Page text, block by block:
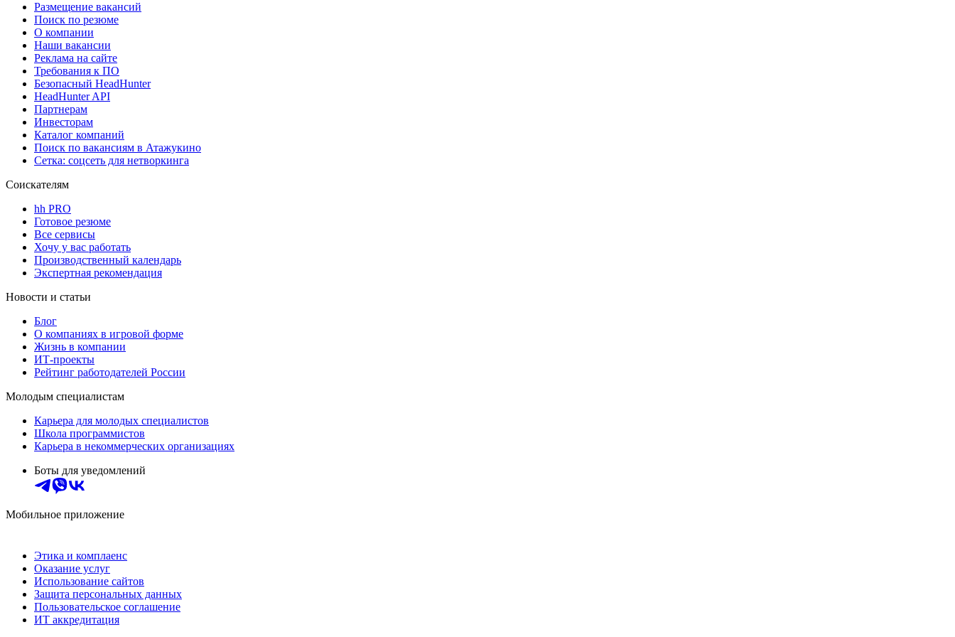
Размещение вакансий
Поиск по резюме
О компании
Наши вакансии
Реклама на сайте
Требования к ПО
Безопасный HeadHunter
HeadHunter API
Партнерам
Инвесторам
Каталог компаний
Поиск по вакансиям в Атажукино
Сетка: соцсеть для нетворкинга
Соискателям
hh PRO
Готовое резюме
Все сервисы
Хочу у вас работать
Производственный календарь
Экспертная рекомендация
Новости и статьи
Блог
О компаниях в игровой форме
Жизнь в компании
ИТ-проекты
Рейтинг работодателей России
Молодым специалистам
Карьера для молодых специалистов
Школа программистов
Карьера в некоммерческих организациях
Боты для уведомлений
Мобильное приложение
Этика и комплаенс
Оказание услуг
Использование сайтов
Защита персональных данных
Пользовательское соглашение
ИТ аккредитация